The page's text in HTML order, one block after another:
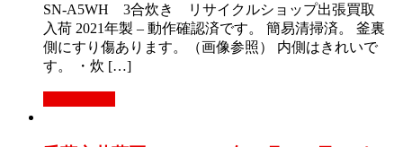
SN-A5WH 3合炊き リサイクルショップ出張買取
入荷 2021年製 – 動作確認済です。 簡易清掃済。 釜裏
側にすり傷あります。（画像参照） 内側はきれいで
す。 ・炊 […]